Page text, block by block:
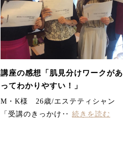
講座の感想「肌見分けワークがあ
ってわかりやすい！」
M・K様 26歳/エステティシャン
「受講のきっかけ‥ 続きを読む